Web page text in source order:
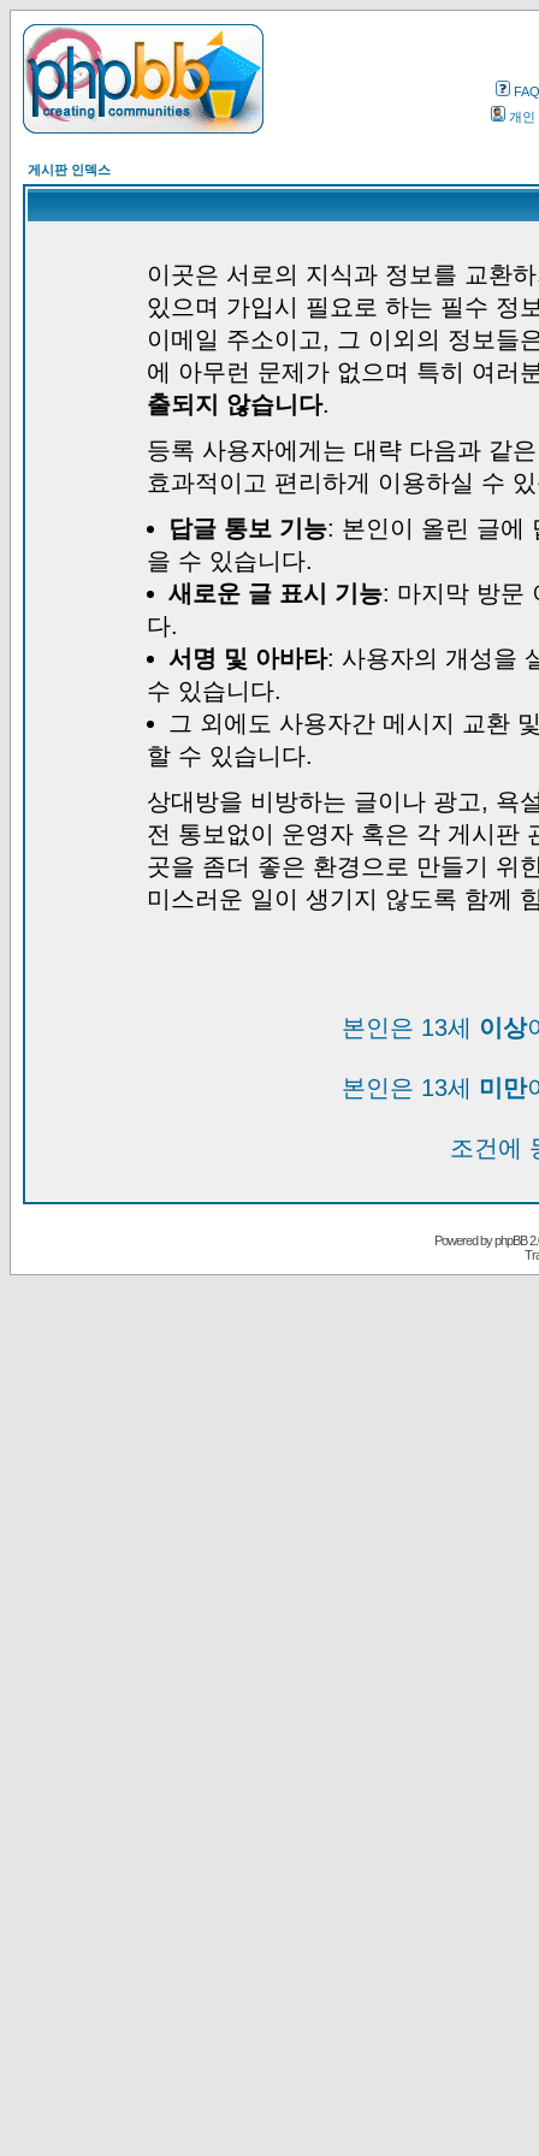
FAQ
개인
게시판 인덱스
이곳은 서로의 지식과 정보를 교환
있으며 가입시 필요로 하는 필수 정
이메일 주소이고, 그 이외의 정보들
에 아무런 문제가 없으며 특히 여러
출되지 않습니다.
등록 사용자에게는 대략 다음과 같
효과적이고 편리하게 이용하실 수
답글 통보 기능: 본인이 올린 글에
을 수 있습니다.
새로운 글 표시 기능: 마지막 방문
다.
서명 및 아바타: 사용자의 개성을
수 있습니다.
그 외에도 사용자간 메시지 교환
할 수 있습니다.
상대방을 비방하는 글이나 광고, 욕
전 통보없이 운영자 혹은 각 게시판
곳을 좀더 좋은 환경으로 만들기 위
미스러운 일이 생기지 않도록 함께
본인은 13세 이상
본인은 13세 미만
조건에
Powered byphpBB